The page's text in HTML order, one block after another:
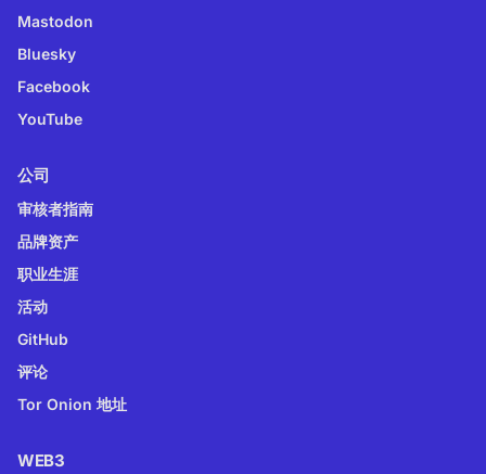
Mastodon
Bluesky
Facebook
YouTube
公司
审核者指南
品牌资产
职业生涯
活动
GitHub
评论
Tor Onion 地址
WEB3